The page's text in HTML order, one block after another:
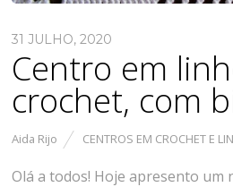
31 JULHO, 2020
Centro em
crochet, com
Aida Rijo CENTROS EM CROCHET E
Olá a todos! Hoje apresento um